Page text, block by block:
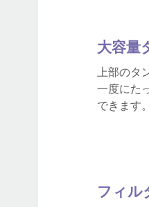
大容量
上部のタ
一度にた
できます。
フィル